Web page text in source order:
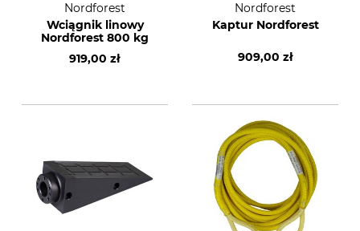
Nordforest
Wciągnik linowy
Nordforest 800 kg
919,00 zł
Nordforest
Kaptur Nordforest
909,00 zł